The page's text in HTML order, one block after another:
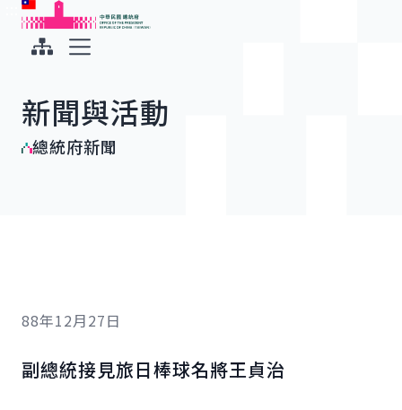
跳到主要內容
中華民國總統府
新聞與活動
總統府新聞
88年12月27日
副總統接見旅日棒球名將王貞治